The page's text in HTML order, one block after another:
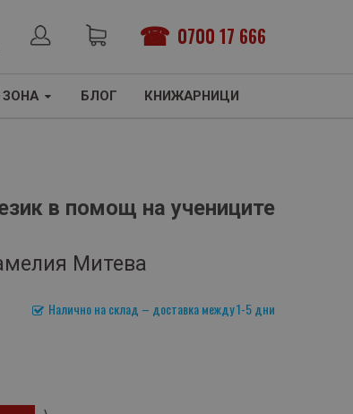
0700 17 666
ТЪРСЕНЕ
БЛОГ КНИЖАРНИЦИ
в помощ на учениците
Митева
Налично на склад – доставка между 1-5 дни